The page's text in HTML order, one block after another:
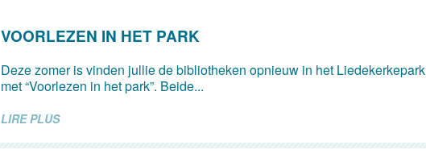
VOORLEZEN IN HET PARK
Deze zomer is vinden jullie de bibliotheken opnieuw in het Liedekerkepark
met “Voorlezen in het park”. Beide...
LIRE PLUS